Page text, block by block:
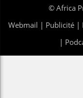
© Africa
Webmail | Publicité |
|